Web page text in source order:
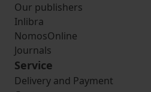
Our publishers
Inlibra
NomosOnline
Journals
Service
Delivery and Payment